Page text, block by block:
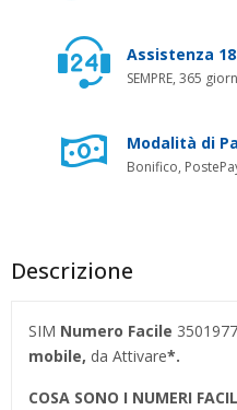
Assistenza
SEMPRE, 365
Modalità di
Bonifico,
Descrizione
SIM Numero Facile
mobile, da Attivare*.
COSA SONO I NUMERI